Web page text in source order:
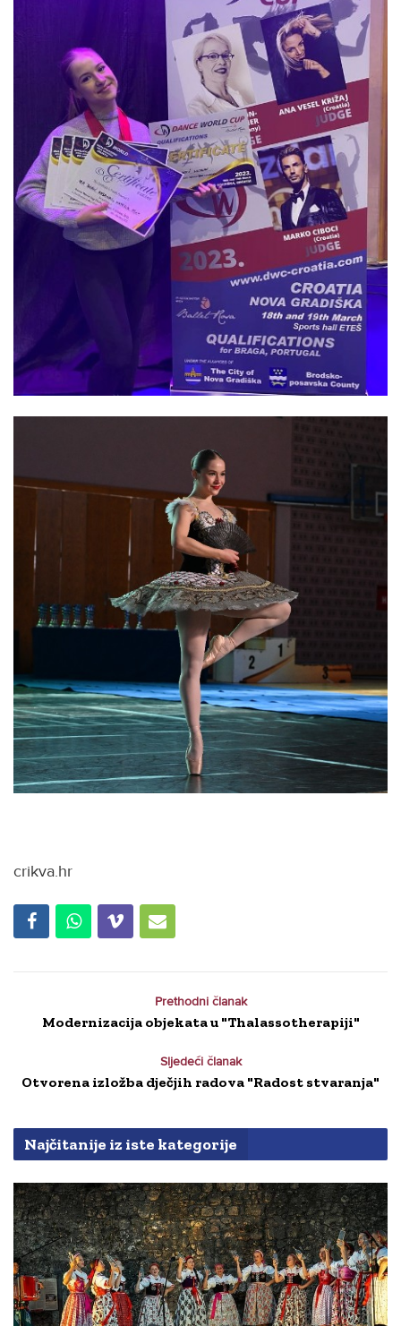
crikva.hr
Prethodni članak
Modernizacija objekata u "Thalassotherapiji"
Sljedeći članak
Otvorena izložba dječjih radova "Radost stvaranja"
Najčitanije iz iste kategorije